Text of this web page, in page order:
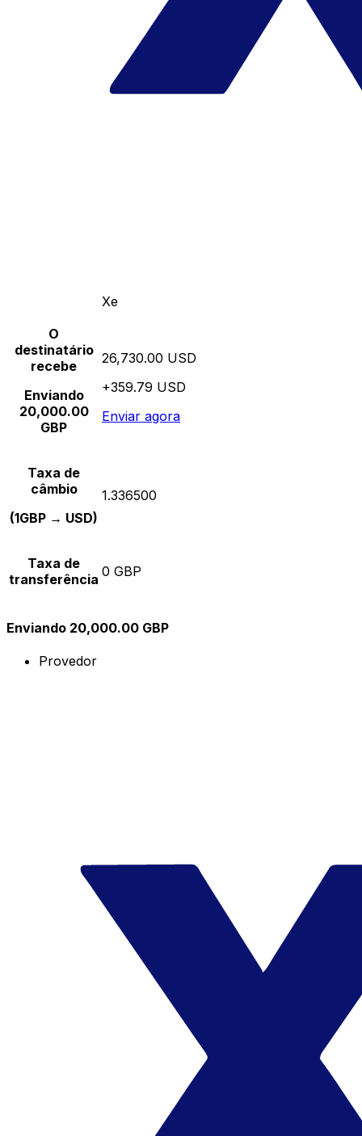
Xe
O
destinatário
recebe
Enviando
20,000.00
GBP
26,730.00 USD
+359.79 USD
Enviar agora
Taxa de
câmbio
(1GBP → USD)
1.336500
Taxa de
transferência 0 GBP
Enviando 20,000.00 GBP
Provedor